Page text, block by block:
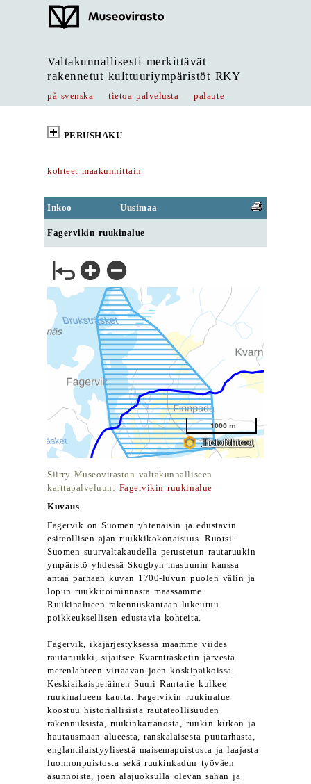
Valtakunnallisesti merkittävät
rakennetut kulttuuriympäristöt RKY
på svenska tietoa palvelusta palaute
PERUSHAKU
kohteet maakunnittain
Inkoo Uusimaa
Fagervikin ruukinalue
Siirry Museoviraston valtakunnalliseen
karttapalveluun: Fagervikin ruukinalue
Kuvaus
Fagervik on Suomen yhtenäisin ja edustavin
esiteollisen ajan ruukkikokonaisuus. Ruotsi-
Suomen suurvaltakaudella perustetun rautaruukin
ympäristö yhdessä Skogbyn masuunin kanssa
antaa parhaan kuvan 1700-luvun puolen välin ja
lopun ruukkitoiminnasta maassamme.
Ruukinalueen rakennuskantaan lukeutuu
poikkeuksellisen edustavia kohteita.
Fagervik, ikäjärjestyksessä maamme viides
rautaruukki, sijaitsee Kvarnträsketin järvestä
merenlahteen virtaavan joen koskipaikoissa.
Keskiaikaisperäinen Suuri Rantatie kulkee
ruukinalueen kautta. Fagervikin ruukinalue
koostuu historiallisista rautateollisuuden
rakennuksista, ruukinkartanosta, ruukin kirkon ja
hautausmaan alueesta, ranskalaisesta puutarhasta,
englantilaistyylisestä maisemapuistosta ja laajasta
luonnonpuistosta sekä ruukinkadun työväen
asunnoista, joen alajuoksulla olevan sahan ja